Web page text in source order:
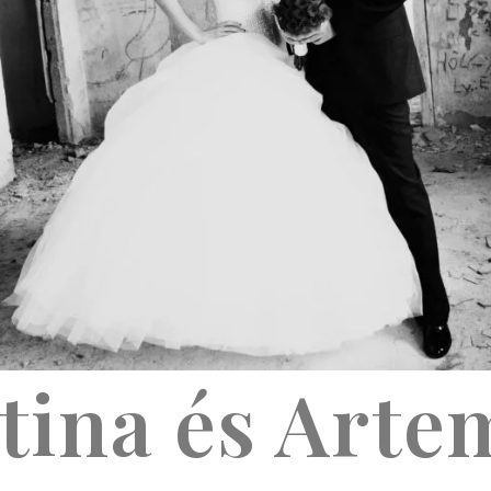
és